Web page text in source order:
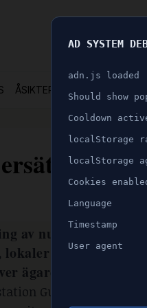
ÅSIKTER SPORT NÖJE
av nuvarande
lokaler i gatuplan
ägaren i ansökan.
Gulf planerar att
AD SYSTEM
adn.js loaded
Should show
Cooldown
localStorage
localStorage
Cookies
Language
Timestamp
User agent